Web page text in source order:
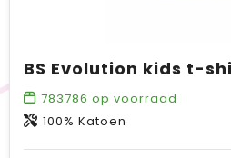
BS Evolution kids t-
783786 op voorraad
100% Katoen